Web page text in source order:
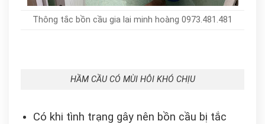
Thông tắc bồn cầu gia lai minh hoàng 0973.481.481
HẦM CẦU CÓ MÙI HÔI KHÓ CHỊU
Có khi tình trạng gây nên bồn cầu bị tắc